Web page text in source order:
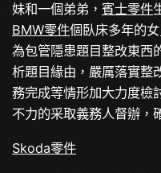
妹和一個弟弟，賓士零件
BMW零件個臥床多年的
為包管隱患題目整改東西
析題目緣由，嚴厲落實整
務完成等情形加大力度檢
不力的采取義務人督辦，
Skoda零件